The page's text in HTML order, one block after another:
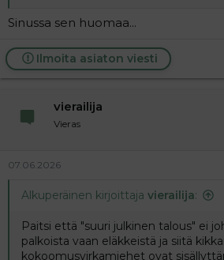
Sinussa sen huomaa...
Ilmoita asiaton viesti
vierailija
Vieras
07.06.2026
Alkuperäinen kirjoittaja vierailija:
Paitsi että "suuri julkinen talous" ei
palkoista vaan eläkkeistä ja siitä
kokoomusvirkamiehet ovat